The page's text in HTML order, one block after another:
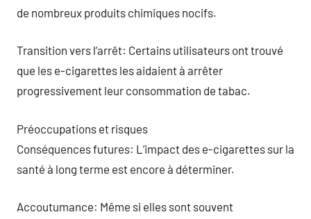
de nombreux produits chimiques nocifs.
Transition vers l’arrêt: Certains utilisateurs ont trouvé
que les e-cigarettes les aidaient à arrêter
progressivement leur consommation de tabac.
Préoccupations et risques
Conséquences futures: L’impact des e-cigarettes sur la
santé à long terme est encore à déterminer.
Accoutumance: Même si elles sont souvent